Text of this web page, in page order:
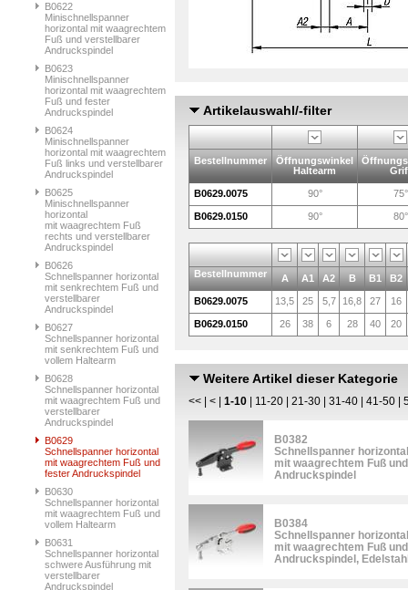
B0622
Minischnellspanner
horizontal mit waagrechtem
Fuß und verstellbarer
Andruckspindel
B0623
Minischnellspanner
horizontal mit waagrechtem
Fuß und fester
Andruckspindel
B0624
Minischnellspanner
horizontal mit waagrechtem
Fuß links und verstellbarer
Andruckspindel
B0625
Minischnellspanner
horizontal
mit waagrechtem Fuß
rechts und verstellbarer
Andruckspindel
B0626
Schnellspanner horizontal
mit senkrechtem Fuß und
verstellbarer
Andruckspindel
B0627
Schnellspanner horizontal
mit senkrechtem Fuß und
vollem Haltearm
B0628
Schnellspanner horizontal
mit waagrechtem Fuß und
verstellbarer
Andruckspindel
B0629
Schnellspanner horizontal
mit waagrechtem Fuß und
fester Andruckspindel
B0630
Schnellspanner horizontal
mit waagrechtem Fuß und
vollem Haltearm
B0631
Schnellspanner horizontal
schwere Ausführung mit
verstellbarer
Andruckspindel
Artikelauswahl/-filter
Bestellnummer
Öffnungswinkel
Haltearm
B0629.0075 90° 75°
B0629.0150 90° 80°
Bestellnummer A A1 A2 B B1 B2
B0629.0075 13,5 25 5,7 16,8 27 16
B0629.0150 26 38 6 28 40 20
Weitere Artikel dieser Kategorie
<< < 1-10 11-20 21-30 31-40 41-50
B0382
Schnellspanner horizontal
mit waagrechtem Fuß
Andruckspindel
B0384
Schnellspanner horizontal
mit waagrechtem Fuß
Andruckspindel,